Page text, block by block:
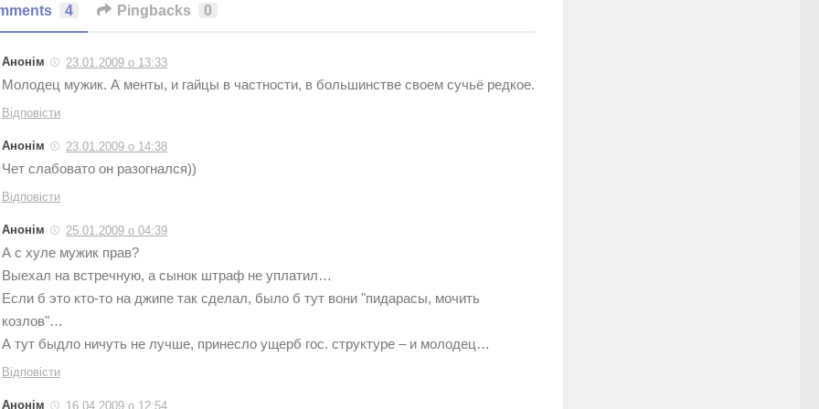
4 Pingbacks 0
Анонім 23.01.2009 о 13:33
Молодец мужик. А менты, и гайцы в частности, в большинстве своем сучьё редкое.
Відповісти
Анонім 23.01.2009 о 14:38
Чет слабовато он разогнался))
Відповісти
Анонім 25.01.2009 о 04:39
А с хуле мужик прав?
Выехал на встречную, а сынок штраф не уплатил…
Если б это кто-то на джипе так сделал, было б тут вони "пидарасы, мочить
козлов"…
А тут быдло ничуть не лучше, принесло ущерб гос. структуре – и молодец…
Відповісти
Анонім 16.04.2009 о 12:54